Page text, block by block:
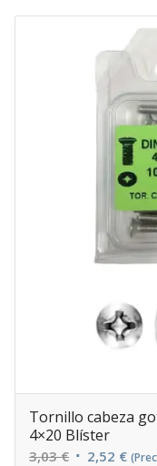
Tornillo cabeza
4×20 Blíster
3,03€ El 2,52 €El